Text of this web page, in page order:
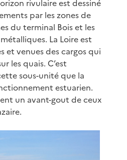
rivulaire est dessiné
par les zones de
du terminal Bois et les
La Loire est
et venues des cargos qui
les quais. C’est
sous-unité que la
estuarien.
un avant-gout de ceux